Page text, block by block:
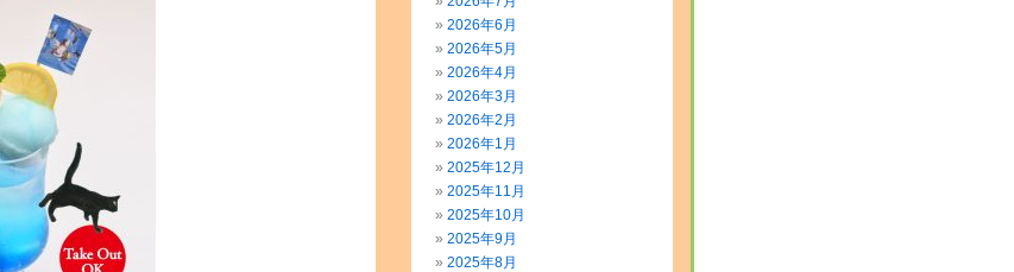
2026年6月
2026年5月
2026年4月
2026年3月
2026年2月
2026年1月
2025年12月
2025年11月
2025年10月
2025年9月
2025年8月